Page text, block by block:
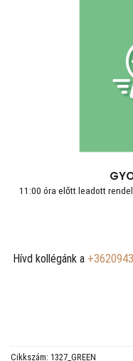
11:00 óra előtt leadott
Hívd kollégánk a
Cikkszám: 1327_GREEN